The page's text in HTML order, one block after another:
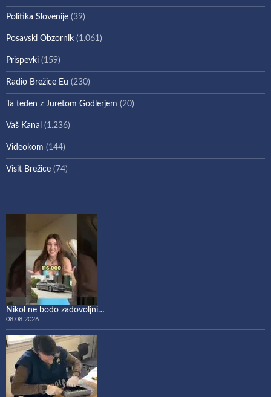
Politika Slovenije (39)
Posavski Obzornik (1.061)
Prispevki (159)
Radio Brežice Eu (230)
Ta teden z Juretom Godlerjem (20)
Vaš Kanal (1.236)
Videokom (144)
Visit Brežice (74)
Nikol ne bodo zadovoljni…
08.08.2026